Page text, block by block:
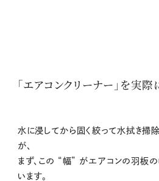
「エアコンクリーナー」を実
水に浸してから固く絞って水拭き掃
が、
まず、この “幅” がエアコンの羽板の
います。